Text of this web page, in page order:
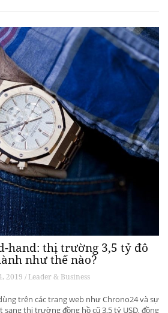
hand: thị trường 3,5 tỷ đô
như thế nào?
2019 / Leader & Business
trên các trang web như Chrono24 và sự
thị trường đồng hồ cũ 3,5 tỷ USD, đồng